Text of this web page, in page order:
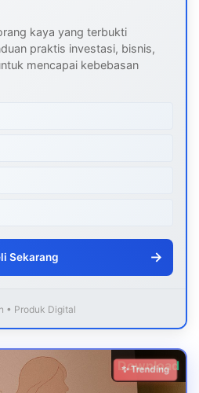
kaya yang terbukti
praktis investasi, bisnis,
mencapai kebebasan
Sekarang →
• Produk Digital
Download
✨ Trending